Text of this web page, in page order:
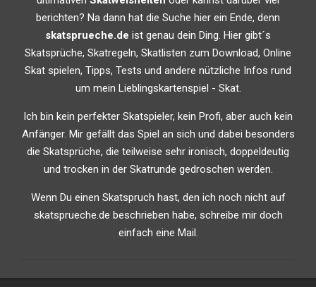
berichten? Na dann hat die Suche hier ein Ende, denn
skatsprueche.de ist genau dein Ding. Hier gibt´s
Skatsprüche, Skatregeln, Skatlisten zum Download, Online
Skat spielen, Tipps, Tests und andere nützliche Infos rund
um mein Lieblingskartenspiel - Skat.
Ich bin kein perfekter Skatspieler, kein Profi, aber auch kein
Anfänger. Mir gefällt das Spiel an sich und dabei besonders
die Skatsprüche, die teilweise sehr ironisch, doppeldeutig
und trocken in der Skatrunde gedroschen werden.
Wenn Du einen Skatspruch hast, den ich noch nicht auf
skatsprueche.de beschrieben habe, schreibe mir doch
einfach eine Mail.